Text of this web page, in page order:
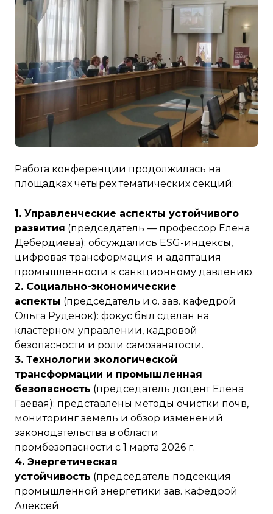
Работа конференции продолжилась на
площадках четырех тематических секций:
1. Управленческие аспекты устойчивого
развития (председатель — профессор Елена
Дебердиева): обсуждались ESG-индексы,
цифровая трансформация и адаптация
промышленности к санкционному давлению.
2. Социально-экономические
аспекты (председатель и.о. зав. кафедрой
Ольга Руденок): фокус был сделан на
кластерном управлении, кадровой
безопасности и роли самозанятости.
3. Технологии экологической
трансформации и промышленная
безопасность (председатель доцент Елена
Гаевая): представлены методы очистки почв,
мониторинг земель и обзор изменений
законодательства в области
промбезопасности с 1 марта 2026 г.
4. Энергетическая
устойчивость (председатель подсекция
промышленной энергетики зав. кафедрой
Алексей